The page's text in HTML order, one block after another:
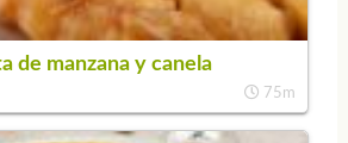
de manzana y canela
75m